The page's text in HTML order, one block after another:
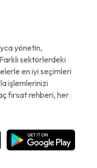
yönetin,
sektörlerdeki
en iyi seçimleri
işlemlerinizi
fırsat rehberi, her